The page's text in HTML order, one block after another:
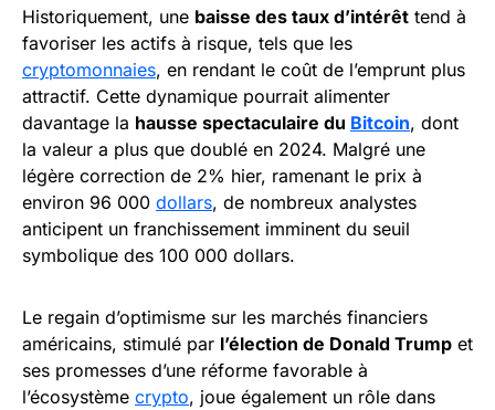
Historiquement, une baisse des taux d’intérêt tend à
favoriser les actifs à risque, tels que les
cryptomonnaies, en rendant le coût de l’emprunt plus
attractif. Cette dynamique pourrait alimenter
davantage la hausse spectaculaire du Bitcoin, dont
la valeur a plus que doublé en 2024. Malgré une
légère correction de 2% hier, ramenant le prix à
environ 96 000 dollars, de nombreux analystes
anticipent un franchissement imminent du seuil
symbolique des 100 000 dollars.
Le regain d’optimisme sur les marchés financiers
américains, stimulé par l’élection de Donald Trump et
ses promesses d’une réforme favorable à
l’écosystème crypto, joue également un rôle dans